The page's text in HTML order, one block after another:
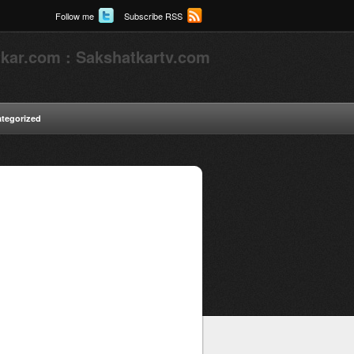
Follow me Subscribe RSS
: Sakshatkartv.com